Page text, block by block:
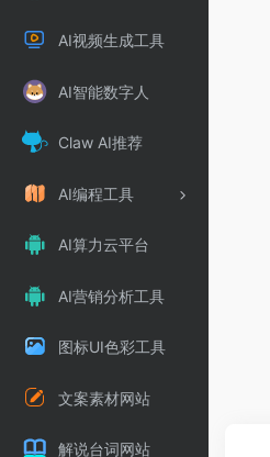
AI视频生成工具
AI智能数字人
Claw AI推荐
AI编程工具
AI算力云平台
AI营销分析工具
图标UI色彩工具
文案素材网站
解说台词网站